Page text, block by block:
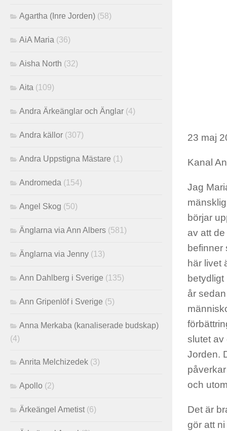
23 maj
Kanal
Jag
börjar
av att
befinner
här livet
år
slutet av
Jorden.
och
Det är
gör att
Agartha (Inre Jorden) (58)
AiA Maria (36)
Aisha North (32)
Aita (109)
Andra Ärkeänglar och Änglar (4)
Andra källor (307)
Andra Uppstigna Mästare (1)
Andromeda (154)
Angel Skog (50)
Änglarna via Ann Albers (581)
Änglarna via Jenny (13)
Ann Dahlberg i Sverige (135)
Ann Gripenlöf i Sverige (5)
Anna Merkaba (kanaliserade budskap)
(4)
Anrita Melchizedek (3)
Apollo (2)
Ärkeängel Ametist (6)